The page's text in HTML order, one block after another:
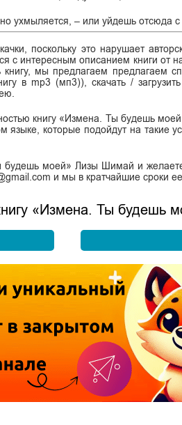
ухмыляется, – или уйдешь отсюда
поскольку это нарушает
с интересным описанием книги от
мы предлагаем предлагаем
в mp3 (мп3)), скачать /
книгу «Измена. Ты будешь
которые подойдут на такие
будешь моей» Лизы Шимай и
и мы в кратчайшие сроки
«Измена. Ты будешь